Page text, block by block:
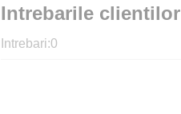
Intrebarile clientilor
Intrebari:0